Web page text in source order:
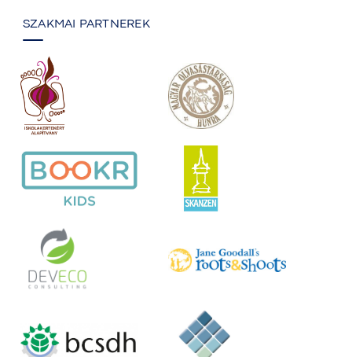
SZAKMAI PARTNEREK